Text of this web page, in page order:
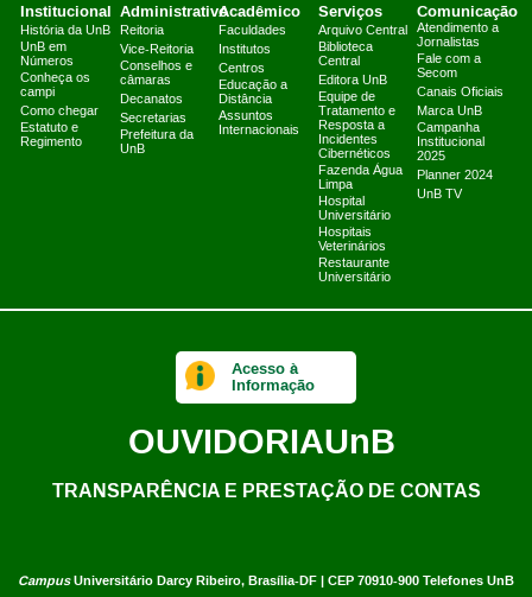
Institucional
História da UnB
UnB em
Números
Conheça os
campi
Como chegar
Estatuto e
Regimento
Administrativo
Reitoria
Vice-Reitoria
Conselhos e
câmaras
Decanatos
Secretarias
Prefeitura da
UnB
Acadêmico
Faculdades
Institutos
Centros
Educação a
Distância
Assuntos
Internacionais
Serviços
Arquivo Central
Biblioteca
Central
Editora UnB
Equipe de
Tratamento e
Resposta a
Incidentes
Cibernéticos
Fazenda Água
Limpa
Hospital
Universitário
Hospitais
Veterinários
Restaurante
Universitário
Comunicação
Atendimento a
Jornalistas
Fale com a
Secom
Canais Oficiais
Marca UnB
Campanha
Institucional
2025
Planner 2024
UnB TV
CampusUniversitário Darcy Ribeiro, Brasília-DF | CEP 70910-900 Telefones UnB
Acesso à
Informação
OUVIDORIAUnB
TRANSPARÊNCIA E PRESTAÇÃO DE CONTAS